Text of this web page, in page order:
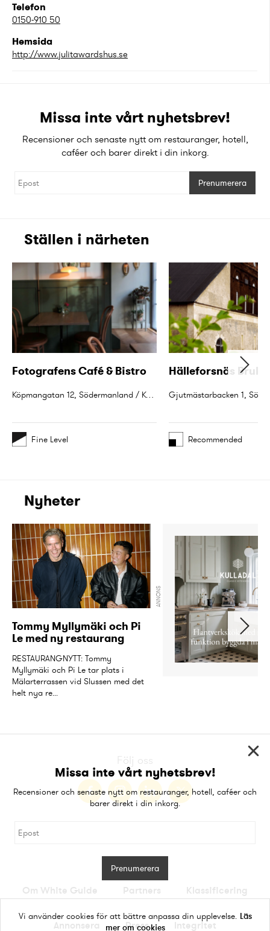
Telefon
0150-910 50
Hemsida
http://www.julitawardshus.se
Missa inte vårt nyhetsbrev!
Recensioner och senaste nytt om restauranger, hotell,
caféer och barer direkt i din inkorg.
Prenumerera
Ställen i närheten
Fotografens Café & Bistro
Köpmangatan 12, Södermanland / Katrineholm
Fine Level Recommended
Nyheter
Tommy Myllymäki och Pi
Le med ny restaurang
RESTAURANGNYTT: Tommy
Myllymäki och Pi Le tar plats i
Mälarterrassen vid Slussen med det
helt nya re...
ANNONS
Följ oss
Om White Guide Partners Klassificering
Annonsera Press Integritet
Missa inte vårt nyhetsbrev!
Recensioner och senaste nytt om restauranger, hotell, caféer och
barer direkt i din inkorg.
Prenumerera
Vi använder cookies för att bättre anpassa din upplevelse. Läs
mer om cookies